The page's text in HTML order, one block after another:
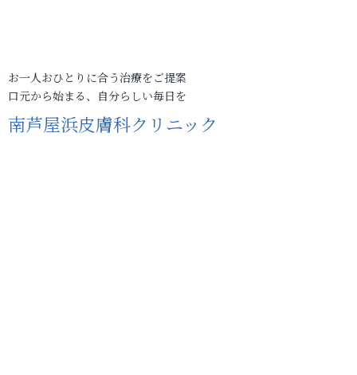
お一人おひとりに合う治療をご提案
口元から始まる、自分らしい毎日を
南芦屋浜皮膚科クリニック